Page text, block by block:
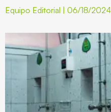
Equipo Editorial 06/18/2024